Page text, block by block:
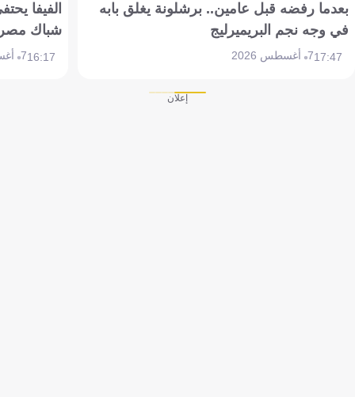
بعدما رفضه قبل عامين.. برشلونة يغلق بابه
في وجه نجم البريميرليج
17:477 أغسطس 2026
الفيفا
شباك
16:177 أغسطس 2026
إعلان